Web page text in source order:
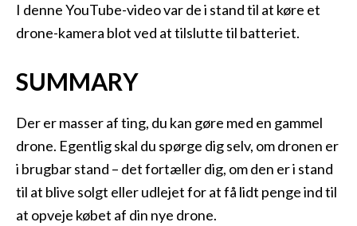
I denne YouTube-video var de i stand til at køre et
drone-kamera blot ved at tilslutte til batteriet.
SUMMARY
Der er masser af ting, du kan gøre med en gammel
drone. Egentlig skal du spørge dig selv, om dronen er
i brugbar stand – det fortæller dig, om den er i stand
til at blive solgt eller udlejet for at få lidt penge ind til
at opveje købet af din nye drone.